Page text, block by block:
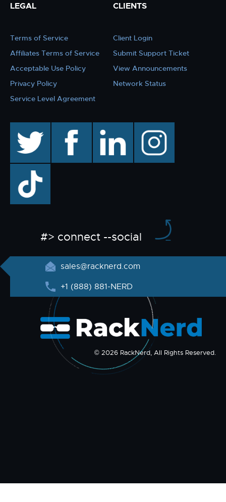
LEGAL
Terms of Service
Affiliates Terms of Service
Acceptable Use Policy
Privacy Policy
Service Level Agreement
CLIENTS
Client Login
Submit Support Ticket
View Announcements
Network Status
facebook linkedin instagram
TikTok
#> connect --social
sales@racknerd.com
+1 (888) 881-NERD
© 2026 RackNerd, All Rights Reserved.